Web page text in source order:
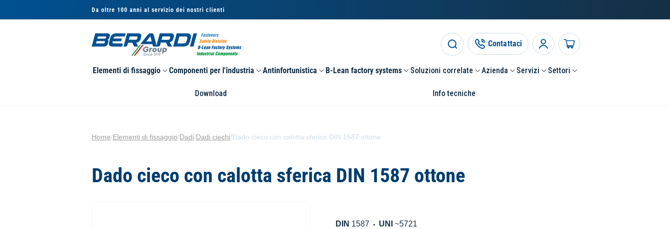
ai contenuti
Da oltre 100 anni al servizio dei nostri clienti
Elementi di fissaggio Componenti per l'industria Antinfortunistica B-Lean factory systems Soluzioni correlate Azienda Servizi Settori
Download Info tecniche
Contattaci Accedi Carrello
Home/Elementi di fissaggio/Dadi/Dadi ciechi/Dado cieco con calotta sferica DIN 1587 ottone
Dado cieco con calotta sferica DIN 1587 ottone
DIN 1587 UNI ~5721